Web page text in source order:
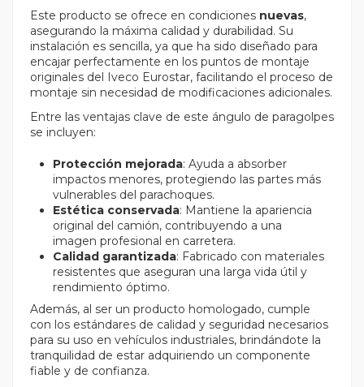
Este producto se ofrece en condiciones nuevas,
asegurando la máxima calidad y durabilidad. Su
instalación es sencilla, ya que ha sido diseñado para
encajar perfectamente en los puntos de montaje
originales del Iveco Eurostar, facilitando el proceso de
montaje sin necesidad de modificaciones adicionales.
Entre las ventajas clave de este ángulo de paragolpes
se incluyen:
Protección mejorada: Ayuda a absorber
impactos menores, protegiendo las partes más
vulnerables del parachoques.
Estética conservada: Mantiene la apariencia
original del camión, contribuyendo a una
imagen profesional en carretera.
Calidad garantizada: Fabricado con materiales
resistentes que aseguran una larga vida útil y
rendimiento óptimo.
Además, al ser un producto homologado, cumple
con los estándares de calidad y seguridad necesarios
para su uso en vehículos industriales, brindándote la
tranquilidad de estar adquiriendo un componente
fiable y de confianza.